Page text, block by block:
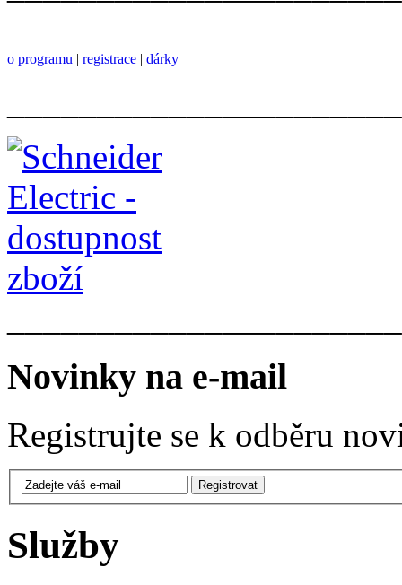
o programu | registrace | dárky
Novinky na e-mail
Registrujte se k odběru
Služby